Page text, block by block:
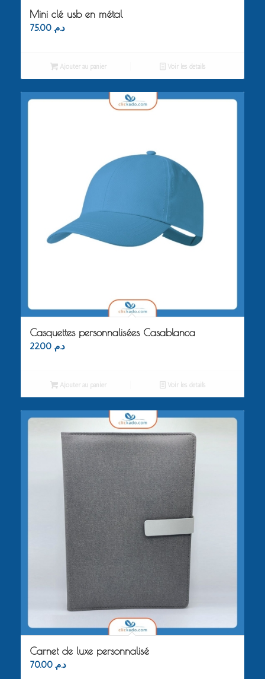
Mini clé usb en métal
د.م. 75.00
Ajouter au panier Voir les détails
Casquettes personnalisées Casablanca
د.م. 22.00
Ajouter au panier Voir les détails
Carnet de luxe personnalisé
د.م. 70.00